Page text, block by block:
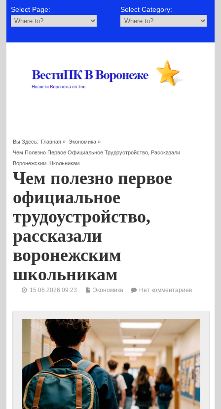
Select Page: Select Category:
Вы Здесь: Главная » Экономика»
Чем Полезно Первое Официальное Трудоустройство, Рассказали
Воронежским Школьникам
Чем полезно первое
официальное
трудоустройство,
рассказали
воронежским
школьникам
15.06.2026 09:23 Экономика Нет комментариев